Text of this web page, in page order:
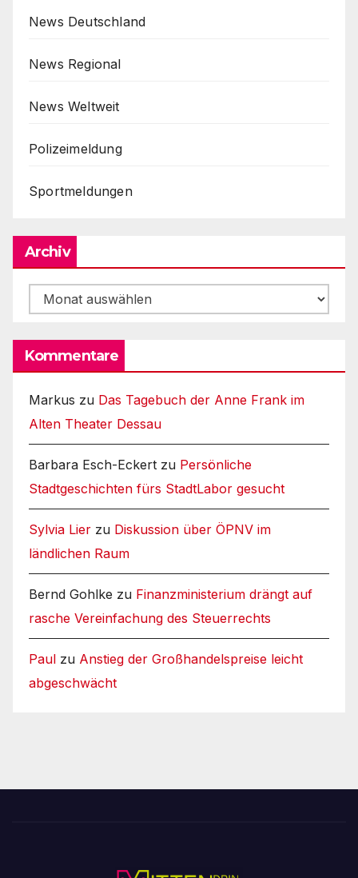
News Deutschland
News Regional
News Weltweit
Polizeimeldung
Sportmeldungen
Archiv
Archiv
Kommentare
Markus zu Das Tagebuch der Anne Frank im
Alten Theater Dessau
Barbara Esch-Eckert zu Persönliche
Stadtgeschichten fürs StadtLabor gesucht
Sylvia Lier zu Diskussion über ÖPNV im
ländlichen Raum
Bernd Gohlke zu Finanzministerium drängt auf
rasche Vereinfachung des Steuerrechts
Paul zu Anstieg der Großhandelspreise leicht
abgeschwächt